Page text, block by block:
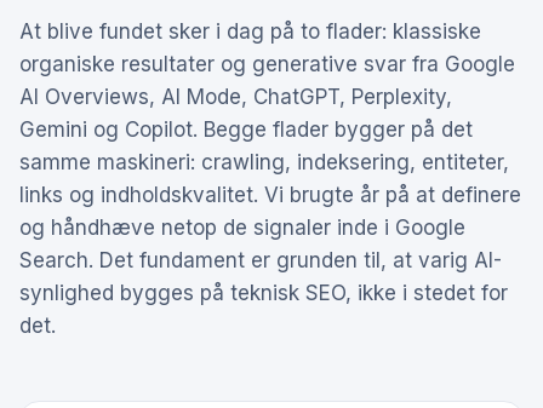
At blive fundet sker i dag på to flader: klassiske
organiske resultater og generative svar fra Google
AI Overviews, AI Mode, ChatGPT, Perplexity,
Gemini og Copilot. Begge flader bygger på det
samme maskineri: crawling, indeksering, entiteter,
links og indholdskvalitet. Vi brugte år på at definere
og håndhæve netop de signaler inde i Google
Search. Det fundament er grunden til, at varig AI-
synlighed bygges på teknisk SEO, ikke i stedet for
det.